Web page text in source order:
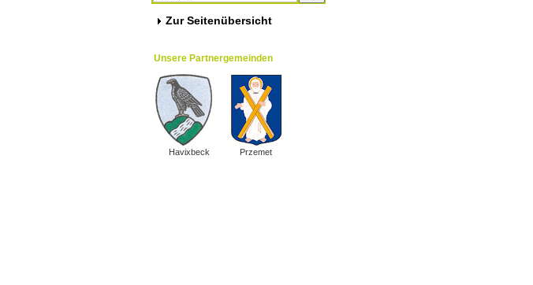
Zur Seitenübersicht
Unsere Partnergemeinden
Havixbeck Przemet